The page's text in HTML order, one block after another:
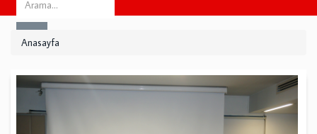
Search
this
Anasayfa